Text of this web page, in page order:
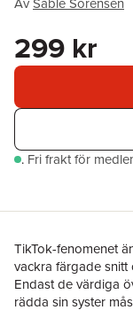
299 kr
. Fri frakt för
TikTok-fenomenet
vackra färgade snitt
Endast de värdiga
rädda sin syster